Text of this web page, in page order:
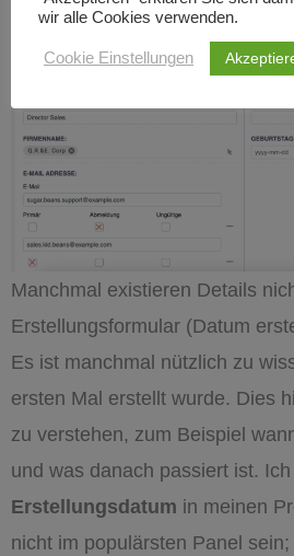
Manchmal existieren Details
Erstellungsformular (Datum
Es ist manchmal nützlich zu
ersten Mal erstellt wurde. Dies
zu verstehen, zum Beispiel
und was danach passiert ist.
Erstellungsdatum in meinen
nicht im populärsten Panel
wir alle Cookies verwenden.
Cookie Einstellungen